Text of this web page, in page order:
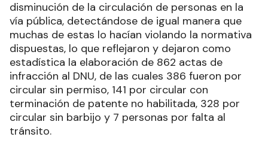
disminución de la circulación de personas en la
vía pública, detectándose de igual manera que
muchas de estas lo hacían violando la normativa
dispuestas, lo que reflejaron y dejaron como
estadística la elaboración de 862 actas de
infracción al DNU, de las cuales 386 fueron por
circular sin permiso, 141 por circular con
terminación de patente no habilitada, 328 por
circular sin barbijo y 7 personas por falta al
tránsito.